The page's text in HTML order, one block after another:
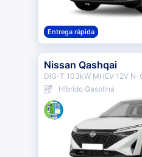
Entrega rápida
Nissan Qashqai
DIG-T 103kW MHEV 12V
Híbrido Gasolina